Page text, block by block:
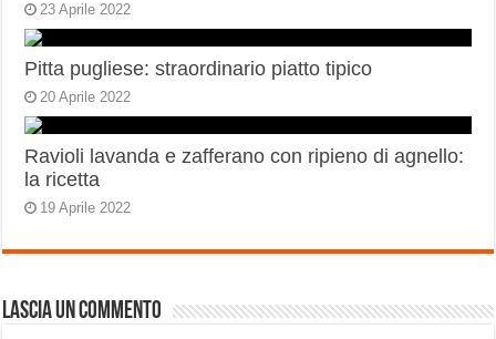
23 Aprile 2022
Pitta pugliese: straordinario piatto tipico
20 Aprile 2022
Ravioli lavanda e zafferano con ripieno di agnello:
la ricetta
19 Aprile 2022
Lascia un commento